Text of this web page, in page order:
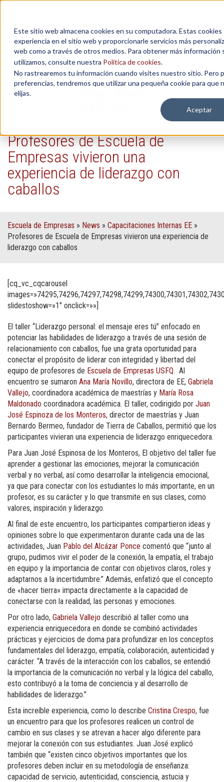
Este sitio web almacena cookies en su computadora. Estas
experiencia en el sitio web y proporcionarle servicios más
web como a través de otros medios. Para obtener más información
utilizamos, consulte nuestra Política de cookies.
No rastrearemos tu información cuando visites nuestro sitio. Pero
preferencias, tendremos que utilizar una pequeña cookie para que
elijas.
Aceptar
Profesores de Escuela de
Empresas vivieron una
experiencia de liderazgo con
caballos
Escuela de Empresas » News » Capacitaciones Internas EE »
Profesores de Escuela de Empresas vivieron una experiencia de
liderazgo con caballos
[cq_vc_cqcarousel
slidestoshow=»1″ onclick=»»]
El taller “Liderazgo personal: el mensaje eres tú” enfocado en
potenciar las habilidades de liderazgo a través de una sesión de
relacionamiento con caballos, fue una grata oportunidad para
conectar el propósito de liderar con integridad y libertad del
equipo de profesores de Escuela de Empresas USFQ. Al
encuentro se sumaron Ana María Novillo, directora de EE, Gabriela
Vallejo, coordinadora académica de maestrías y María Rosa
Maldonado coordinadora académica. El taller, codirigido por Juan
José Espinoza de los Monteros, director de maestrías y Juan
Bernardo Bermeo, fundador de Tierra de Caballos, permitió que los
participantes vivieran una experiencia de liderazgo enriquecedora.
Para Juan José Espinosa de los Monteros, El objetivo del taller fue
aprender a gestionar las emociones, mejorar la comunicación
verbal y no verbal, así como desarrollar la inteligencia emocional,
ya que para conectar con los estudiantes lo más importante, en un
profesor, es su carácter y lo que transmite en sus clases, como
valores, inspiración y liderazgo.
Al final de este encuentro, los participantes compartieron ideas y
opiniones sobre lo que experimentaron durante cada una de las
actividades, Juan Pablo del Alcázar Ponce comentó que “junto al
grupo, pudimos vivir el poder de la conexión, la empatía, el trabajo
en equipo y la importancia de contar con objetivos claros, roles y
adaptarnos a la incertidumbre.” Además, enfatizó que el concepto
de «hacer tierra» impacta directamente a la capacidad de
conectarse con la realidad, las personas y emociones.
Por otro lado, Gabriela Vallejo describió al taller como una
experiencia enriquecedora en donde se combinó actividades
prácticas y ejercicios de doma para profundizar en los conceptos
fundamentales del liderazgo, empatía, colaboración, autenticidad y
carácter. “A través de la interacción con los caballos, se entendió
la importancia de la comunicación no verbal y la lógica del caballo,
esto contribuyó a la toma de conciencia y al desarrollo de
habilidades de liderazgo.”
Esta increíble experiencia, como lo describe Cristina Crespo, fue
un encuentro para que los profesores realicen un control de
cambio en sus clases y se atrevan a hacer algo diferente para
mejorar la conexión con sus estudiantes. Juan José explicó
también que “existen cinco objetivos importantes que los
profesores deben incluir en su metodología de enseñanza:
capacidad de servicio, autenticidad, consciencia, astucia y